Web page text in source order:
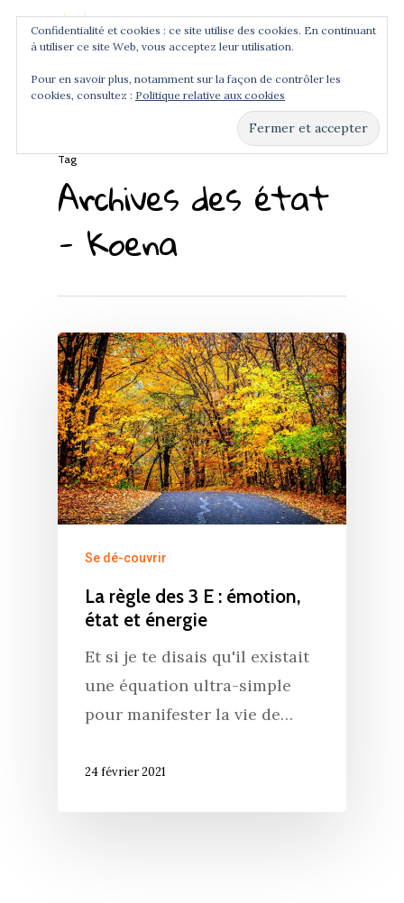
Hit enter to search or ESC to close
Tag
Archives des état
- Koena
Se dé-couvrir
La règle des 3 E : émotion,
état et énergie
Et si je te disais qu'il existait
une équation ultra-simple
pour manifester la vie de…
24 février 2021
Confidentialité et cookies : ce site utilise des cookies. En continuant
à utiliser ce site Web, vous acceptez leur utilisation.
Pour en savoir plus, notamment sur la façon de contrôler les
cookies, consultez : Politique relative aux cookies